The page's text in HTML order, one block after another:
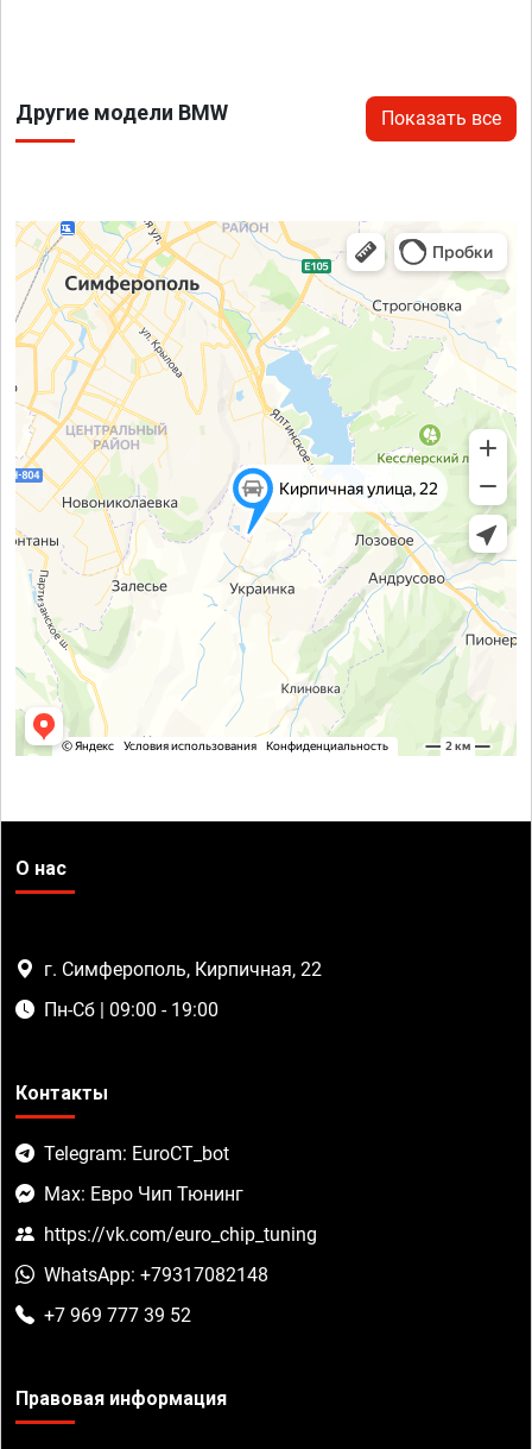
Другие модели BMW Показать все
О нас
г. Симферополь, Кирпичная, 22
Пн-Сб | 09:00 - 19:00
Контакты
Telegram: EuroCT_bot
Max: Евро Чип Тюнинг
https://vk.com/euro_chip_tuning
WhatsApp: +79317082148
+7 969 777 39 52
Правовая информация